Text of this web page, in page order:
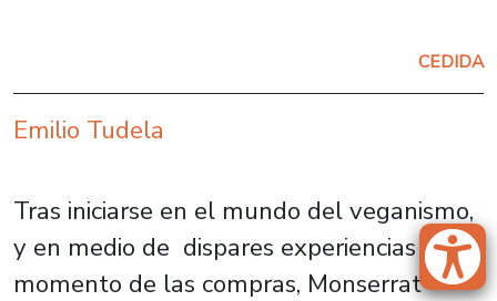
CEDIDA
Emilio Tudela
Tras iniciarse en el mundo del veganismo,
y en medio de dispares experiencias al
momento de las compras, Monserrat